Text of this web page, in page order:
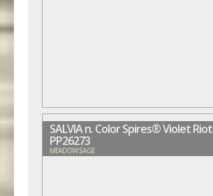
SALVIA n. Color Spires® Violet Riot
PP26273
MEADOW SAGE